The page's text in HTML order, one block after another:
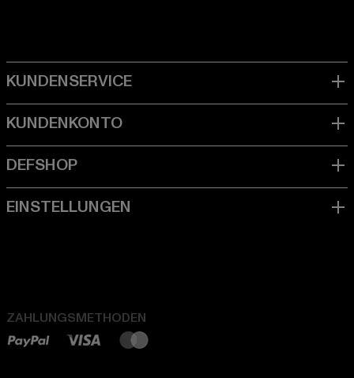
ZAHLUNGSMETHODEN